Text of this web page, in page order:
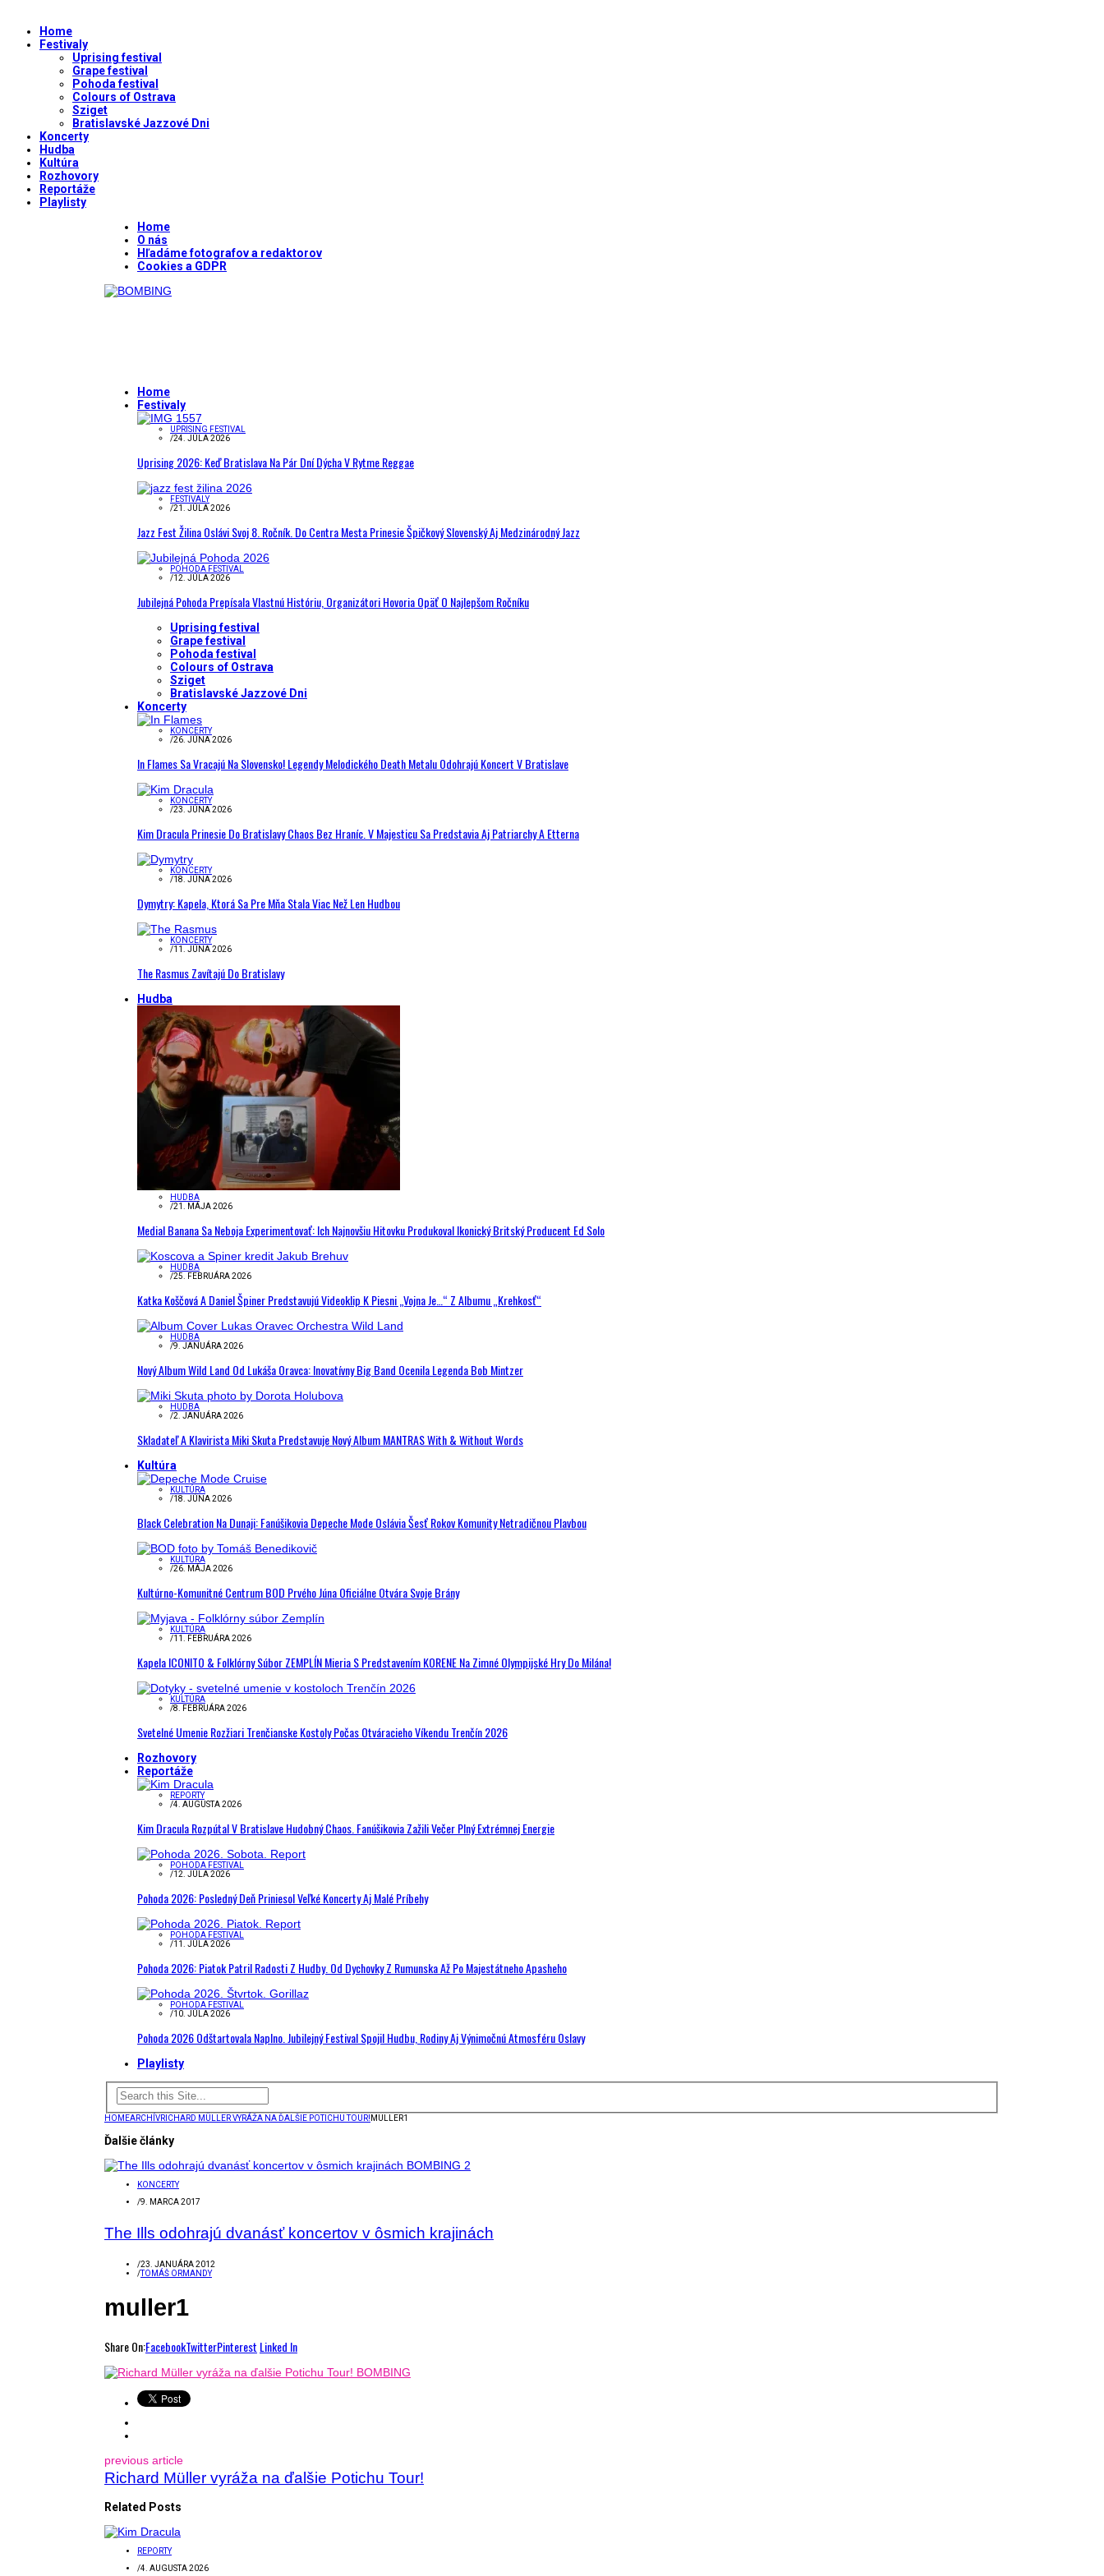
Home
Festivaly
Uprising festival
Grape festival
Pohoda festival
Colours of Ostrava
Sziget
Bratislavské Jazzové Dni
Koncerty
Hudba
Kultúra
Rozhovory
Reportáže
Playlisty
Home
O nás
Hľadáme fotografov a redaktorov
Cookies a GDPR
Home
Festivaly
UPRISING FESTIVAL
/24. JÚLA 2026
Uprising 2026: Keď Bratislava Na Pár Dní Dýcha V Rytme Reggae
FESTIVALY
/21. JÚLA 2026
Jazz Fest Žilina Oslávi Svoj 8. Ročník. Do Centra Mesta Prinesie Špičkový Slovenský Aj Medzinárodný Jazz
POHODA FESTIVAL
/12. JÚLA 2026
Jubilejná Pohoda Prepísala Vlastnú Históriu, Organizátori Hovoria Opäť O Najlepšom Ročníku
Uprising festival
Grape festival
Pohoda festival
Colours of Ostrava
Sziget
Bratislavské Jazzové Dni
Koncerty
KONCERTY
/26. JÚNA 2026
In Flames Sa Vracajú Na Slovensko! Legendy Melodického Death Metalu Odohrajú Koncert V Bratislave
KONCERTY
/23. JÚNA 2026
Kim Dracula Prinesie Do Bratislavy Chaos Bez Hraníc. V Majesticu Sa Predstavia Aj Patriarchy A Etterna
KONCERTY
/18. JÚNA 2026
Dymytry: Kapela, Ktorá Sa Pre Mňa Stala Viac Než Len Hudbou
KONCERTY
/11. JÚNA 2026
The Rasmus Zavítajú Do Bratislavy
Hudba
HUDBA
/21. MÁJA 2026
Medial Banana Sa Neboja Experimentovať: Ich Najnovšiu Hitovku Produkoval Ikonický Britský Producent Ed Solo
HUDBA
/25. FEBRUÁRA 2026
Katka Koščová A Daniel Špiner Predstavujú Videoklip K Piesni „Vojna Je…“ Z Albumu „Krehkosť“
HUDBA
/9. JANUÁRA 2026
Nový Album Wild Land Od Lukáša Oravca: Inovatívny Big Band Ocenila Legenda Bob Mintzer
HUDBA
/2. JANUÁRA 2026
Skladateľ A Klavirista Miki Skuta Predstavuje Nový Album MANTRAS With & Without Words
Kultúra
KULTÚRA
/18. JÚNA 2026
Black Celebration Na Dunaji: Fanúšikovia Depeche Mode Oslávia Šesť Rokov Komunity Netradičnou Plavbou
KULTÚRA
/26. MÁJA 2026
Kultúrno-Komunitné Centrum BOD Prvého Júna Oficiálne Otvára Svoje Brány
KULTÚRA
/11. FEBRUÁRA 2026
Kapela ICONITO & Folklórny Súbor ZEMPLÍN Mieria S Predstavením KORENE Na Zimné Olympijské Hry Do Milána!
KULTÚRA
/8. FEBRUÁRA 2026
Svetelné Umenie Rozžiari Trenčianske Kostoly Počas Otváracieho Víkendu Trenčín 2026
Rozhovory
Reportáže
REPORTY
/4. AUGUSTA 2026
Kim Dracula Rozpútal V Bratislave Hudobný Chaos. Fanúšikovia Zažili Večer Plný Extrémnej Energie
POHODA FESTIVAL
/12. JÚLA 2026
Pohoda 2026: Posledný Deň Priniesol Veľké Koncerty Aj Malé Príbehy
POHODA FESTIVAL
/11. JÚLA 2026
Pohoda 2026: Piatok Patril Radosti Z Hudby. Od Dychovky Z Rumunska Až Po Majestátneho Apasheho
POHODA FESTIVAL
/10. JÚLA 2026
Pohoda 2026 Odštartovala Naplno. Jubilejný Festival Spojil Hudbu, Rodiny Aj Výnimočnú Atmosféru Oslavy
Playlisty
HOMEARCHÍVRICHARD MÜLLER VYRÁŽA NA ĎALŠIE POTICHU TOUR! MULLER1
Ďalšie články
KONCERTY
/9. MARCA 2017
The Ills odohrajú dvanásť koncertov v ôsmich krajinách
/23. JANUÁRA 2012
/TOMÁŠ ORMANDY
muller1
Share On:FacebookTwitterPinterest Linked In
previous article
Richard Müller vyráža na ďalšie Potichu Tour!
Related Posts
REPORTY
/4. AUGUSTA 2026